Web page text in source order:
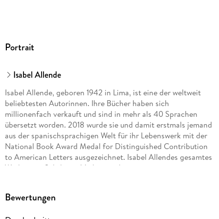
Portrait
Isabel Allende
Isabel Allende, geboren 1942 in Lima, ist eine der weltweit
beliebtesten Autorinnen. Ihre Bücher haben sich
millionenfach verkauft und sind in mehr als 40 Sprachen
übersetzt worden. 2018 wurde sie und damit erstmals jemand
aus der spanischsprachigen Welt für ihr Lebenswerk mit der
National Book Award Medal for Distinguished Contribution
to American Letters ausgezeichnet. Isabel Allendes gesamtes
Werk ist im Suhrkamp Verlag erschienen.
Dagmar Ploetz, geboren 1946 in Herrsching am Ammersee,
Bewertungen